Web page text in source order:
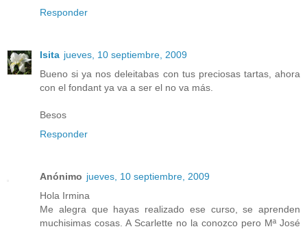
Responder
Isita jueves, 10 septiembre, 2009
Bueno si ya nos deleitabas con tus preciosas tartas, ahora
con el fondant ya va a ser el no va más.
Besos
Responder
Anónimo jueves, 10 septiembre, 2009
Hola Irmina
Me alegra que hayas realizado ese curso, se aprenden
muchisimas cosas. A Scarlette no la conozco pero Mª José